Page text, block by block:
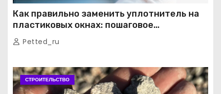
Как правильно заменить уплотнитель на
пластиковых окнах: пошаговое
руководство от экспертов
Petted_ru
СТРОИТЕЛЬСТВО